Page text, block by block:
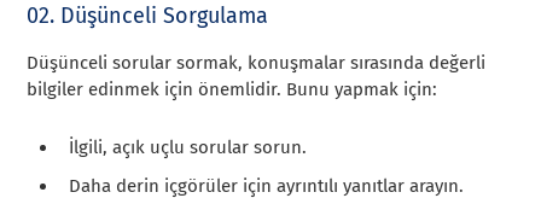
02. Düşünceli Sorgulama
Düşünceli sorular sormak, konuşmalar sırasında değerli
bilgiler edinmek için önemlidir. Bunu yapmak için:
İlgili, açık uçlu sorular sorun.
Daha derin içgörüler için ayrıntılı yanıtlar arayın.